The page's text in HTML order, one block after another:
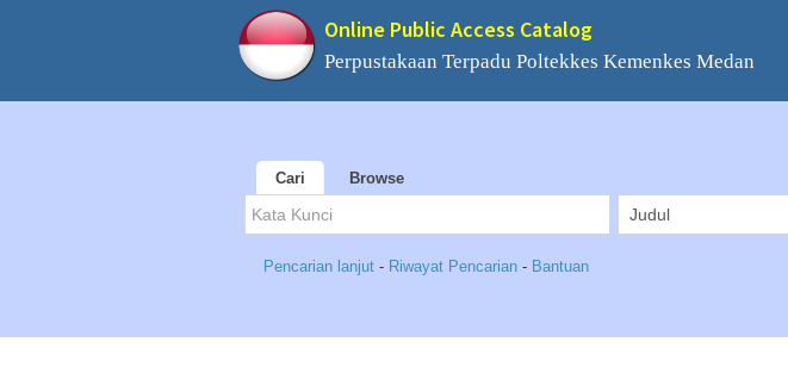
Online Public Access Catalog
Perpustakaan Terpadu Poltekkes Kemenkes Medan
Cari Browse
Pencarian lanjut - Riwayat Pencarian - Bantuan